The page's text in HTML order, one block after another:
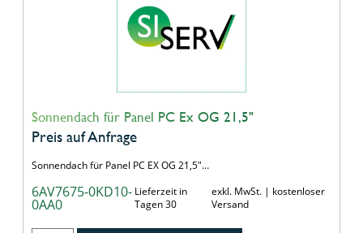
Sonnendach für Panel PC Ex OG 21,5"
Preis auf Anfrage
Sonnendach für Panel PC EX OG 21,5"…
6AV7675-0KD10-
0AA0
Lieferzeit in
Tagen 30
exkl. MwSt. | kostenloser
Versand